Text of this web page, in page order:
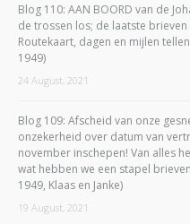
Blog 110: AAN BOORD van de
de trossen los; de laatste
Routekaart, dagen en mijlen
1949)
24 August, 2021
Blog 109: Afscheid van onze
onzekerheid over datum van
november inschepen! Van alles
wat hebben we een stapel
1949, Klaas en Janke)
19 August, 2021